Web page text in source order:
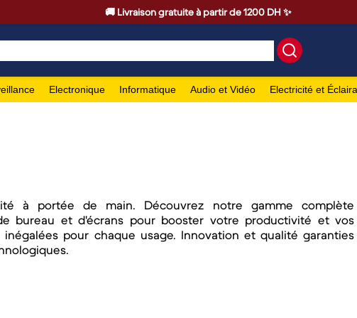
🚚 Livraison gratuite à partir de 1200 DH ✨
Electronique Informatique Audio et Vidéo Electricité et
à portée de main. Découvrez notre gamme complète
bureau et d'écrans pour booster votre productivité et vos
inégalées pour chaque usage. Innovation et qualité garanties